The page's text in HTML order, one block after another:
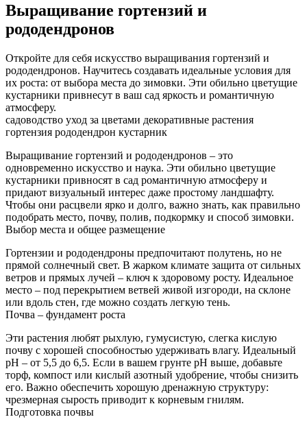
Выращивание гортензий и
рододендронов
Откройте для себя искусство выращивания гортензий и
рододендронов. Научитесь создавать идеальные условия для
их роста: от выбора места до зимовки. Эти обильно цветущие
кустарники привнесут в ваш сад яркость и романтичную
атмосферу.
садоводство уход за цветами декоративные растения
гортензия рододендрон кустарник
Выращивание гортензий и рододендронов – это
одновременно искусство и наука. Эти обильно цветущие
кустарники привносят в сад романтичную атмосферу и
придают визуальный интерес даже простому ландшафту.
Чтобы они расцвели ярко и долго, важно знать, как правильно
подобрать место, почву, полив, подкормку и способ зимовки.
Выбор места и общее размещение
Гортензии и рододендроны предпочитают полутень, но не
прямой солнечный свет. В жарком климате защита от сильных
ветров и прямых лучей – ключ к здоровому росту. Идеальное
место – под перекрытием ветвей живой изгороди, на склоне
или вдоль стен, где можно создать легкую тень.
Почва – фундамент роста
Эти растения любят рыхлую, гумусистую, слегка кислую
почву с хорошей способностью удерживать влагу. Идеальный
pH – от 5,5 до 6,5. Если в вашем грунте pH выше, добавьте
торф, компост или кислый азотный удобрение, чтобы снизить
его. Важно обеспечить хорошую дренажную структуру:
чрезмерная сырость приводит к корневым гнилям.
Подготовка почвы